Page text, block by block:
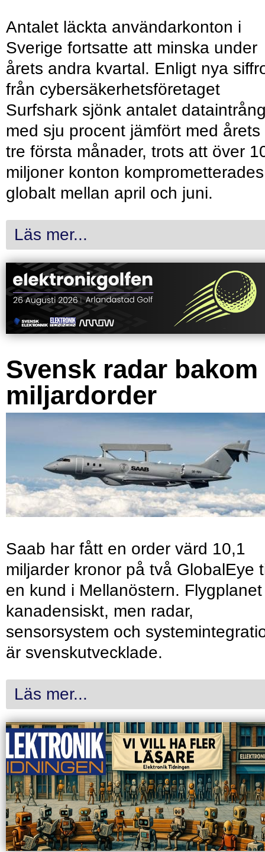
Antalet läckta användarkonton i
Sverige fortsatte att minska under
årets andra kvartal. Enligt nya
från cybersäkerhetsföretaget
Surfshark sjönk antalet
med sju procent jämfört med årets
tre första månader, trots att över
miljoner konton komprometterades
globalt mellan april och juni.
Läs mer...
Svensk radar bakom
miljardorder
Saab har fått en order värd 10,1
miljarder kronor på två GlobalEye
en kund i Mellanöstern.
kanadensiskt, men radar,
sensorsystem och
är svenskutvecklade.
Läs mer...